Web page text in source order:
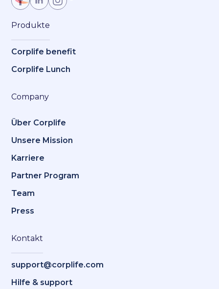
Produkte
Corplife benefit
Corplife Lunch
Company
Über Corplife
Unsere Mission
Karriere
Partner Program
Team
Press
Kontakt
support@corplife.com
Hilfe & support